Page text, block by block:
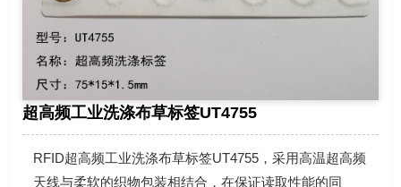
超高频工业洗涤布草标签UT4755
RFID超高频工业洗涤布草标签UT4755，采用高温超高频
天线与柔软的织物包装相结合，在保证读取性能的同